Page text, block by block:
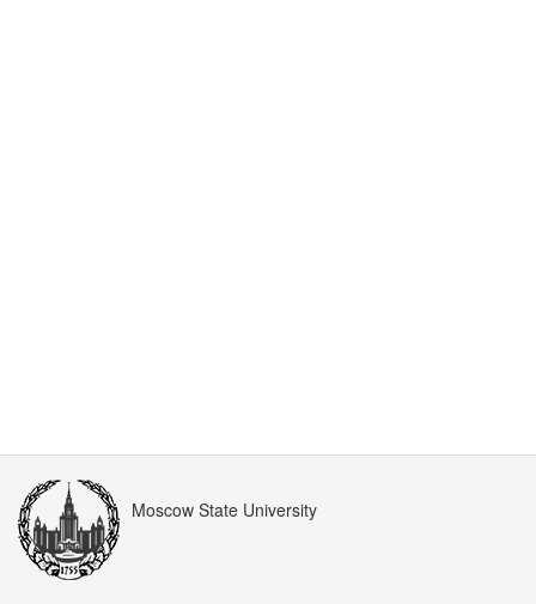
Moscow State University